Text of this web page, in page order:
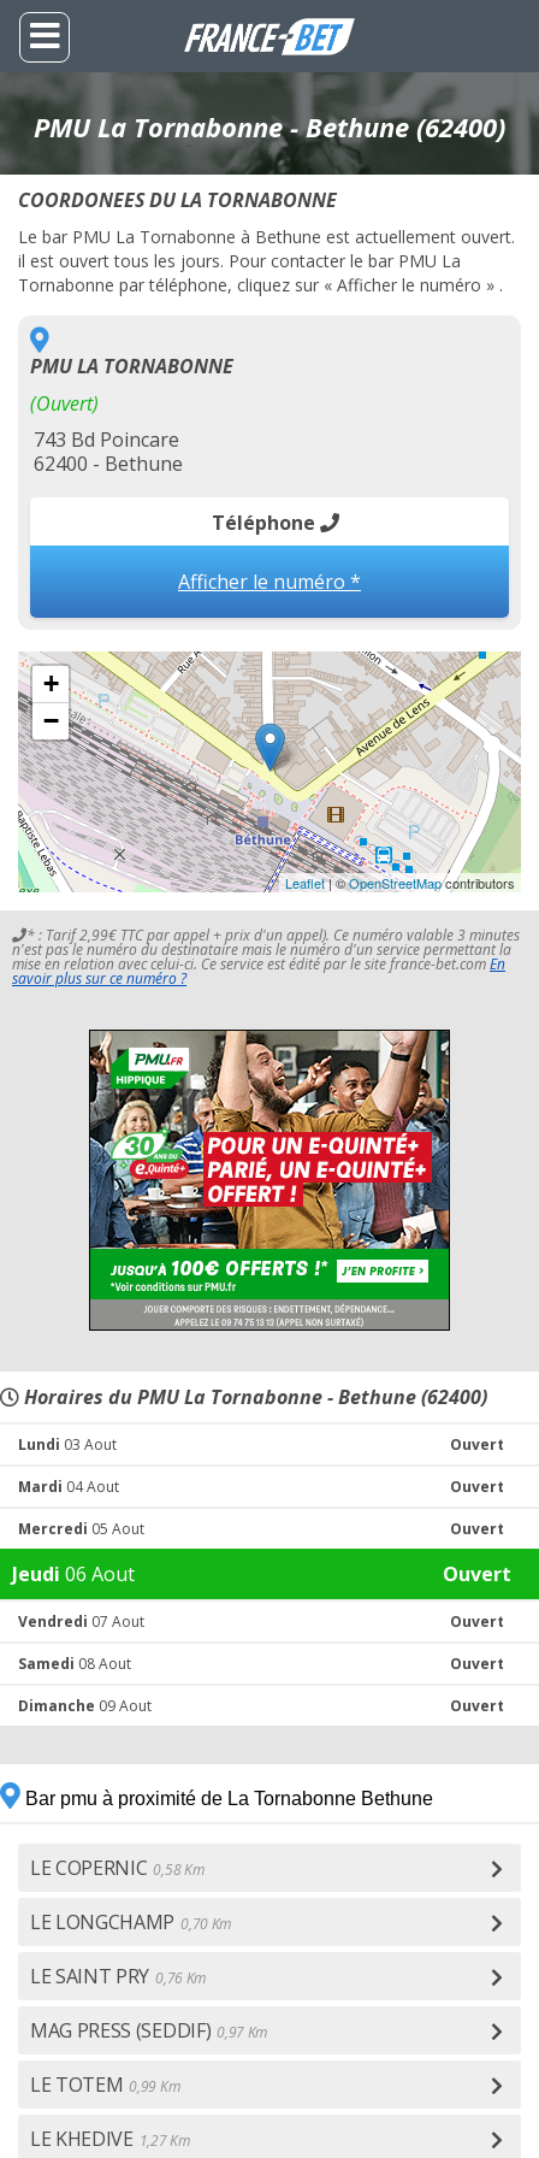
PMU La Tornabonne - Bethune (62400)
COORDONEES DU LA TORNABONNE
Le bar PMU La Tornabonne à Bethune est actuellement ouvert.
il est ouvert tous les jours. Pour contacter le bar PMU La
Tornabonne par téléphone, cliquez sur « Afficher le numéro » .
PMU LA TORNABONNE
(Ouvert)
743 Bd Poincare
62400 - Bethune
Téléphone
Afficher le numéro *
+
−
Leaflet| ©OpenStreetMapcontributors
* : Tarif 2,99€ TTC par appel + prix d'un appel). Ce numéro valable 3 minutes
n'est pas le numéro du destinataire mais le numéro d'un service permettant la
mise en relation avec celui-ci. Ce service est édité par le site france-bet.comEn
savoir plus sur ce numéro ?
Horaires du PMU La Tornabonne - Bethune (62400)
Lundi 03 Aout Ouvert
Mardi 04 Aout Ouvert
Mercredi 05 Aout Ouvert
Jeudi 06 Aout Ouvert
Vendredi 07 Aout Ouvert
Samedi 08 Aout Ouvert
Dimanche 09 Aout Ouvert
Bar pmu à proximité de La Tornabonne Bethune
LE COPERNIC 0,58 Km
LE LONGCHAMP 0,70 Km
LE SAINT PRY 0,76 Km
MAG PRESS (SEDDIF) 0,97 Km
LE TOTEM 0,99 Km
LE KHEDIVE 1,27 Km